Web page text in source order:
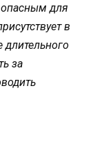
для
в
длительного
за